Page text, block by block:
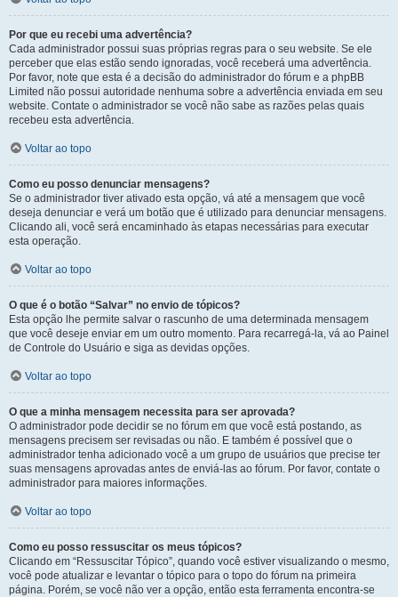
Por que eu recebi uma advertência?
Cada administrador possui suas próprias regras para o seu website. Se ele
perceber que elas estão sendo ignoradas, você receberá uma advertência.
Por favor, note que esta é a decisão do administrador do fórum e a phpBB
Limited não possui autoridade nenhuma sobre a advertência enviada em seu
website. Contate o administrador se você não sabe as razões pelas quais
recebeu esta advertência.
Voltar ao topo
Como eu posso denunciar mensagens?
Se o administrador tiver ativado esta opção, vá até a mensagem que você
deseja denunciar e verá um botão que é utilizado para denunciar mensagens.
Clicando ali, você será encaminhado às etapas necessárias para executar
esta operação.
Voltar ao topo
O que é o botão “Salvar” no envio de tópicos?
Esta opção lhe permite salvar o rascunho de uma determinada mensagem
que você deseje enviar em um outro momento. Para recarregá-la, vá ao Painel
de Controle do Usuário e siga as devidas opções.
Voltar ao topo
O que a minha mensagem necessita para ser aprovada?
O administrador pode decidir se no fórum em que você está postando, as
mensagens precisem ser revisadas ou não. E também é possível que o
administrador tenha adicionado você a um grupo de usuários que precise ter
suas mensagens aprovadas antes de enviá-las ao fórum. Por favor, contate o
administrador para maiores informações.
Voltar ao topo
Como eu posso ressuscitar os meus tópicos?
Clicando em “Ressuscitar Tópico”, quando você estiver visualizando o mesmo,
você pode atualizar e levantar o tópico para o topo do fórum na primeira
página. Porém, se você não ver a opção, então esta ferramenta encontra-se